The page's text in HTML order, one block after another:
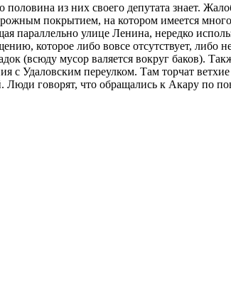
из них своего депутата знает.
покрытием, на котором имеется
параллельно улице Ленина, нередко
которое либо вовсе отсутствует, либо
(всюду мусор валяется вокруг баков).
с Удаловским переулком. Там торчат
говорят, что обращались к Акару по